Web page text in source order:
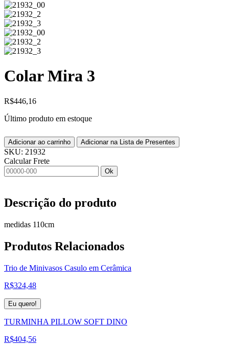
Colar Mira 3
R$446,16
Último produto em estoque
Adicionar ao carrinho Adicionar na Lista de Presentes
SKU: 21932
Calcular Frete
Ok
Descrição do produto
medidas 110cm
Produtos Relacionados
Trio de Minivasos Casulo em Cerâmica
R$324,48
Eu quero!
TURMINHA PILLOW SOFT DINO
R$404,56